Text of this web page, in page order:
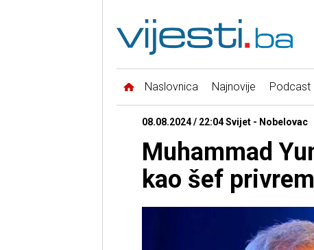
Naslovnica Najnovije Podcast
08.08.2024 / 22:04 Svijet - Nobelovac
Muhammad
kao šef